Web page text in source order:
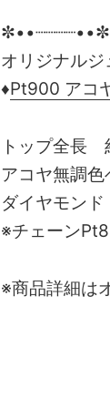
オリジナルジ
♦Pt900 アコ
トップ全長
アコヤ無調
ダイヤモン
※チェーン
※商品詳細は